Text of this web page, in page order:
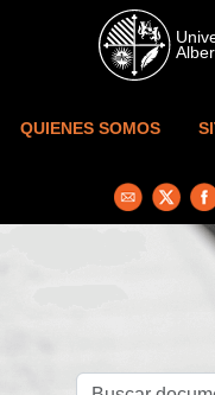
Skip to main content
QUIENES SOMOS